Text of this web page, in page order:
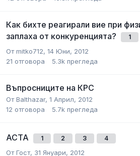
Как бихте реагирали вие при
заплаха от конкуренцията?
1
Отmitko712, 14 Юни, 2012
21 отговора 5.3k прегледа
Въпросниците на КРС
ОтBalthazar, 1 Април, 2012
12 отговора 5.7k прегледа
ACTA 1 2 3 4
ОтГост, 31 Януари, 2012